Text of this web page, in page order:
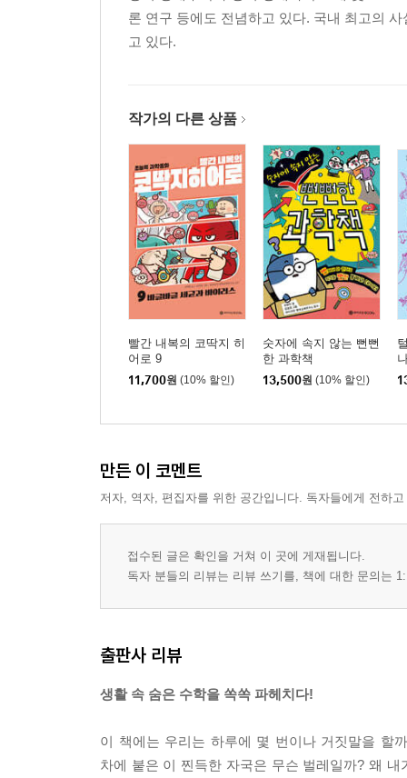
론 연구 등에도 전념하고 있다. 국내 최고의
고 있다.
작가의 다른 상품
빨간 내복의 코딱지 히
어로 9
11,700원 (10% 할인)
숫자에 속지 않는 뻔뻔
한 과학책
13,500원 (10% 할인)
만든 이 코멘트
저자, 역자, 편집자를 위한 공간입니다. 독자들에게 전하
접수된 글은 확인을 거쳐 이 곳에 게재됩니다.
독자 분들의 리뷰는 리뷰 쓰기를, 책에 대한 문의는
출판사 리뷰
생활 속 숨은 수학을 쏙쏙 파헤치다!
이 책에는 우리는 하루에 몇 번이나 거짓말을 할
차에 붙은 이 찐득한 자국은 무슨 벌레일까? 왜